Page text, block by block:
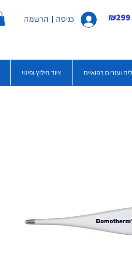
כניסה | הרשמה
ועזרים רפואיים ציוד חילוץ ופינוי